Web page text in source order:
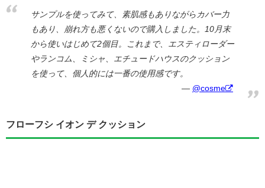
サンプルを使ってみて、素肌感もありながらカバー力
もあり、崩れ方も悪くないので購入しました。10月末
から使いはじめて2個目。これまで、エスティローダー
やランコム、ミシャ、エチュードハウスのクッション
を使って、個人的には一番の使用感です。
@cosme
フローフシ イオン デ クッション